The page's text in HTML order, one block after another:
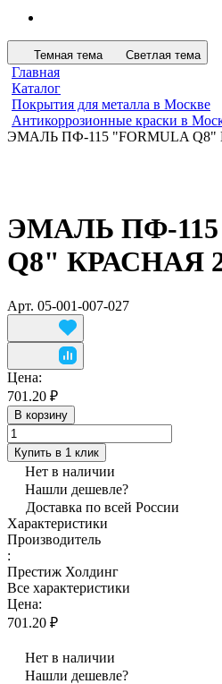
Темная тема Светлая тема
Главная
Каталог
Покрытия для металла в Москве
Антикоррозионные краски в
ЭМАЛЬ ПФ-115 "FORMULA Q8"
ЭМАЛЬ ПФ-115
Q8" КРАСНАЯ
Арт. 05-001-007-027
Цена:
701.20 ₽
В корзину
Купить в 1 клик
Нет в наличии
Нашли дешевле?
Доставка по всей России
Характеристики
Производитель
:
Престиж Холдинг
Все характеристики
Цена:
701.20 ₽
Нет в наличии
Нашли дешевле?